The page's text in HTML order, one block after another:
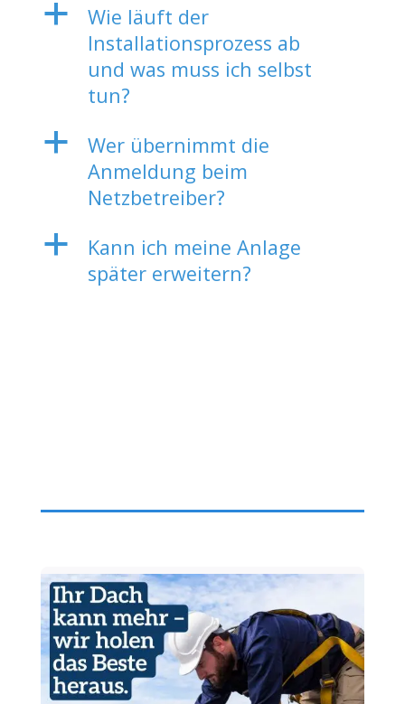
a
Wie läuft der
Installationsprozess ab
und was muss ich selbst
tun?
a
Wer übernimmt die
Anmeldung beim
Netzbetreiber?
a
Kann ich meine Anlage
später erweitern?